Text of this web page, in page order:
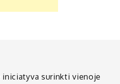
surinkti vienoje